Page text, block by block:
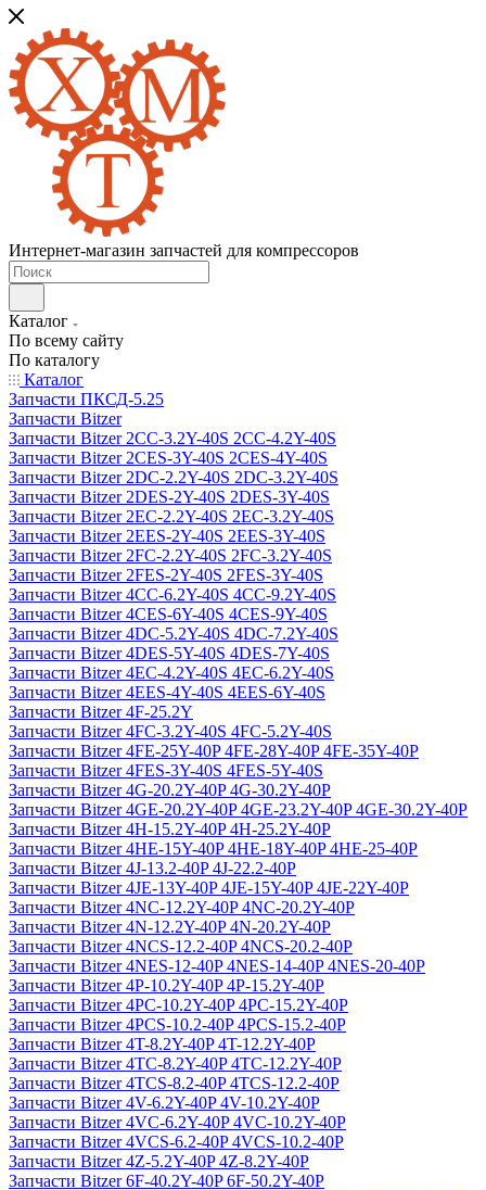
Интернет-магазин запчастей для компрессоров
Каталог
По всему сайту
По каталогу
Каталог
Запчасти ПКСД-5.25
Запчасти Bitzer
Запчасти Bitzer 2CC-3.2Y-40S 2CC-4.2Y-40S
Запчасти Bitzer 2CES-3Y-40S 2CES-4Y-40S
Запчасти Bitzer 2DC-2.2Y-40S 2DC-3.2Y-40S
Запчасти Bitzer 2DES-2Y-40S 2DES-3Y-40S
Запчасти Bitzer 2EC-2.2Y-40S 2EC-3.2Y-40S
Запчасти Bitzer 2EES-2Y-40S 2EES-3Y-40S
Запчасти Bitzer 2FC-2.2Y-40S 2FC-3.2Y-40S
Запчасти Bitzer 2FES-2Y-40S 2FES-3Y-40S
Запчасти Bitzer 4CC-6.2Y-40S 4CC-9.2Y-40S
Запчасти Bitzer 4CES-6Y-40S 4CES-9Y-40S
Запчасти Bitzer 4DC-5.2Y-40S 4DC-7.2Y-40S
Запчасти Bitzer 4DES-5Y-40S 4DES-7Y-40S
Запчасти Bitzer 4EC-4.2Y-40S 4EC-6.2Y-40S
Запчасти Bitzer 4EES-4Y-40S 4EES-6Y-40S
Запчасти Bitzer 4F-25.2Y
Запчасти Bitzer 4FC-3.2Y-40S 4FC-5.2Y-40S
Запчасти Bitzer 4FE-25Y-40P 4FE-28Y-40P 4FE-35Y-40P
Запчасти Bitzer 4FES-3Y-40S 4FES-5Y-40S
Запчасти Bitzer 4G-20.2Y-40P 4G-30.2Y-40P
Запчасти Bitzer 4GE-20.2Y-40P 4GE-23.2Y-40P 4GE-30.2Y-40P
Запчасти Bitzer 4H-15.2Y-40P 4H-25.2Y-40P
Запчасти Bitzer 4HE-15Y-40P 4HE-18Y-40P 4HE-25-40P
Запчасти Bitzer 4J‐13.2-40P 4J‐22.2-40P
Запчасти Bitzer 4JE-13Y-40P 4JE-15Y-40P 4JE-22Y-40P
Запчасти Bitzer 4NC-12.2Y-40P 4NC-20.2Y-40P
Запчасти Bitzer 4N-12.2Y-40P 4N-20.2Y-40P
Запчасти Bitzer 4NCS-12.2-40P 4NCS-20.2-40P
Запчасти Bitzer 4NES-12-40P 4NES-14-40P 4NES-20-40P
Запчасти Bitzer 4P-10.2Y-40P 4P-15.2Y-40P
Запчасти Bitzer 4PC-10.2Y-40P 4PC-15.2Y-40P
Запчасти Bitzer 4PCS-10.2-40P 4PCS-15.2-40P
Запчасти Bitzer 4T-8.2Y-40P 4T-12.2Y-40P
Запчасти Bitzer 4TC-8.2Y-40P 4TC-12.2Y-40P
Запчасти Bitzer 4TCS-8.2-40P 4TCS-12.2-40P
Запчасти Bitzer 4V-6.2Y-40P 4V-10.2Y-40P
Запчасти Bitzer 4VC-6.2Y-40P 4VC-10.2Y-40P
Запчасти Bitzer 4VCS-6.2-40P 4VCS-10.2-40P
Запчасти Bitzer 4Z-5.2Y-40P 4Z-8.2Y-40P
Запчасти Bitzer 6F-40.2Y-40P 6F-50.2Y-40P